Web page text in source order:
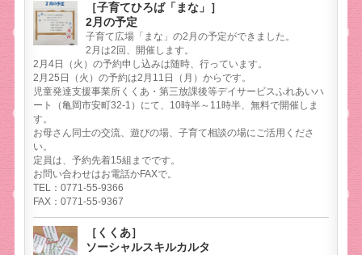
［子育てひろば「まな」］
2月の予定
子育て広場「まな」の2月の予定ができました。
2月は2回、開催します。
2月4日（火）の予約申し込みは随時、行っています。
2月25日（火）の予約は2月11日（月）からです。
児童発達支援事業所くくあ・第三放課後等デイサービスふれあいハ
ート（亀岡市安町32-1）にて、10時半～11時半、無料で開催しま
す。
お母さん同士の交流、遊びの場、子育て相談の場にご活用くださ
い。
定員は、予約先着15組までです。
お問い合わせはお電話かFAXで。
TEL：0771-55-9366
FAX：0771-55-9367
［くくあ］
ソーシャルスキルカルタ